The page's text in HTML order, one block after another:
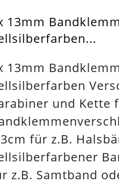
13mm
13mm
und Kette
für z.B.
z.B. Samtband